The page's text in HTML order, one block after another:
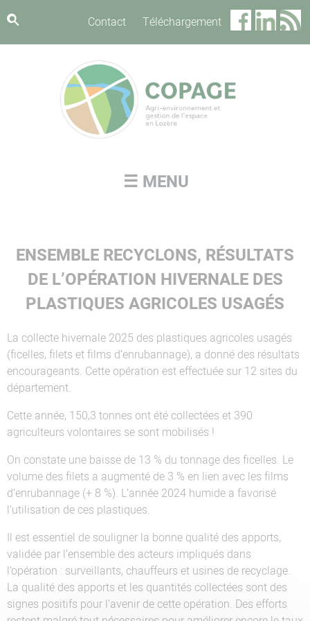
Contact Téléchargement
☰ MENU
ENSEMBLE RECYCLONS, RÉSULTATS
DE L’OPÉRATION HIVERNALE DES
PLASTIQUES AGRICOLES USAGÉS
La collecte hivernale 2025 des plastiques agricoles usagés
(ficelles, filets et films d’enrubannage), a donné des résultats
encourageants. Cette opération est effectuée sur 12 sites du
département.
Cette année, 150,3 tonnes ont été collectées et 390
agriculteurs volontaires se sont mobilisés !
On constate une baisse de 13 % du tonnage des ficelles. Le
volume des filets a augmenté de 3 % en lien avec les films
d’enrubannage (+ 8 %). L’année 2024 humide a favorisé
l’utilisation de ces plastiques.
Il est essentiel de souligner la bonne qualité des apports,
validée par l’ensemble des acteurs impliqués dans
l’opération : surveillants, chauffeurs et usines de recyclage.
La qualité des apports et les quantités collectées sont des
signes positifs pour l’avenir de cette opération. Des efforts